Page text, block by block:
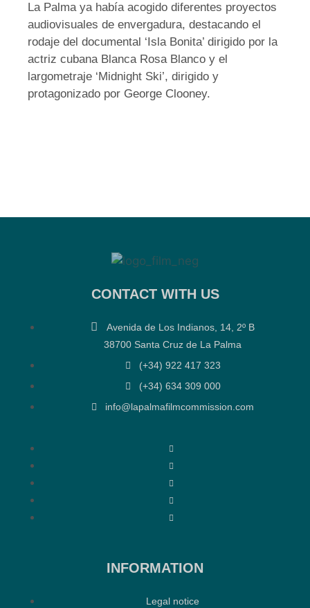
La Palma ya había acogido diferentes proyectos
audiovisuales de envergadura, destacando el
rodaje del documental ‘Isla Bonita’ dirigido por la
actriz cubana Blanca Rosa Blanco y el
largometraje ‘Midnight Ski’, dirigido y
protagonizado por George Clooney.
CONTACT WITH US
Avenida de Los Indianos, 14, 2º B
38700 Santa Cruz de La Palma
(+34) 922 417 323
(+34) 634 309 000
info@lapalmafilmcommission.com
INFORMATION
Legal notice